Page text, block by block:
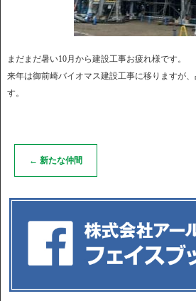
まだまだ暑い10月から建設工事お疲れ様です。
来年は御前崎バイオマス建設工事に移りますが
す。
← 新たな仲間